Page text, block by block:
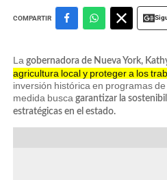
COMPARTIR
La gobernadora de Nueva York,
agricultura local y proteger a los
inversión histórica en programas
medida busca garantizar la
estratégicas en el estado.